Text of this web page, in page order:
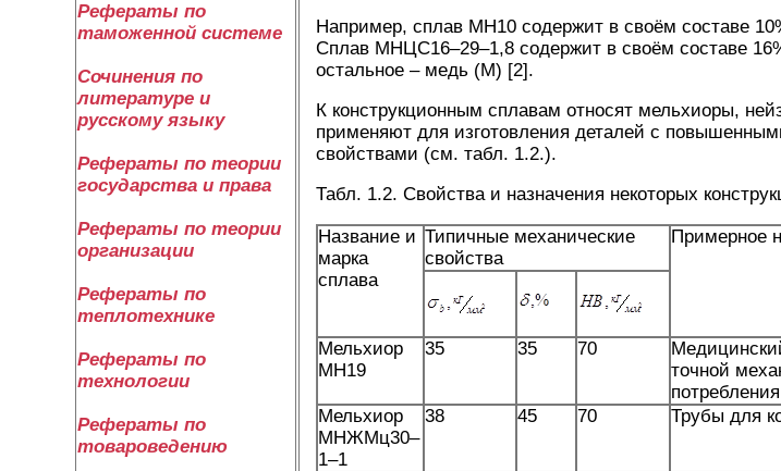
Рефераты по
таможенной системе
Сочинения по
литературе и
русскому языку
Рефераты по теории
государства и права
Рефераты по теории
организации
Рефераты по
теплотехнике
Рефераты по
технологии
Рефераты по
товароведению
Например, сплав МН10 содержит в своём составе
Сплав МНЦС16–29–1,8 содержит в своём составе
остальное – медь (М) [2].
К конструкционным сплавам относят мельхиоры,
применяют для изготовления деталей с
свойствами (см. табл. 1.2.).
Табл. 1.2. Свойства и назначения некоторых
Название и
марка
сплава
Типичные механические
свойства
Примерное
Мельхиор
МН19
35 35 70
точной
потребления
Мельхиор
МНЖМц30–
1–1
38 45 70 Трубы для